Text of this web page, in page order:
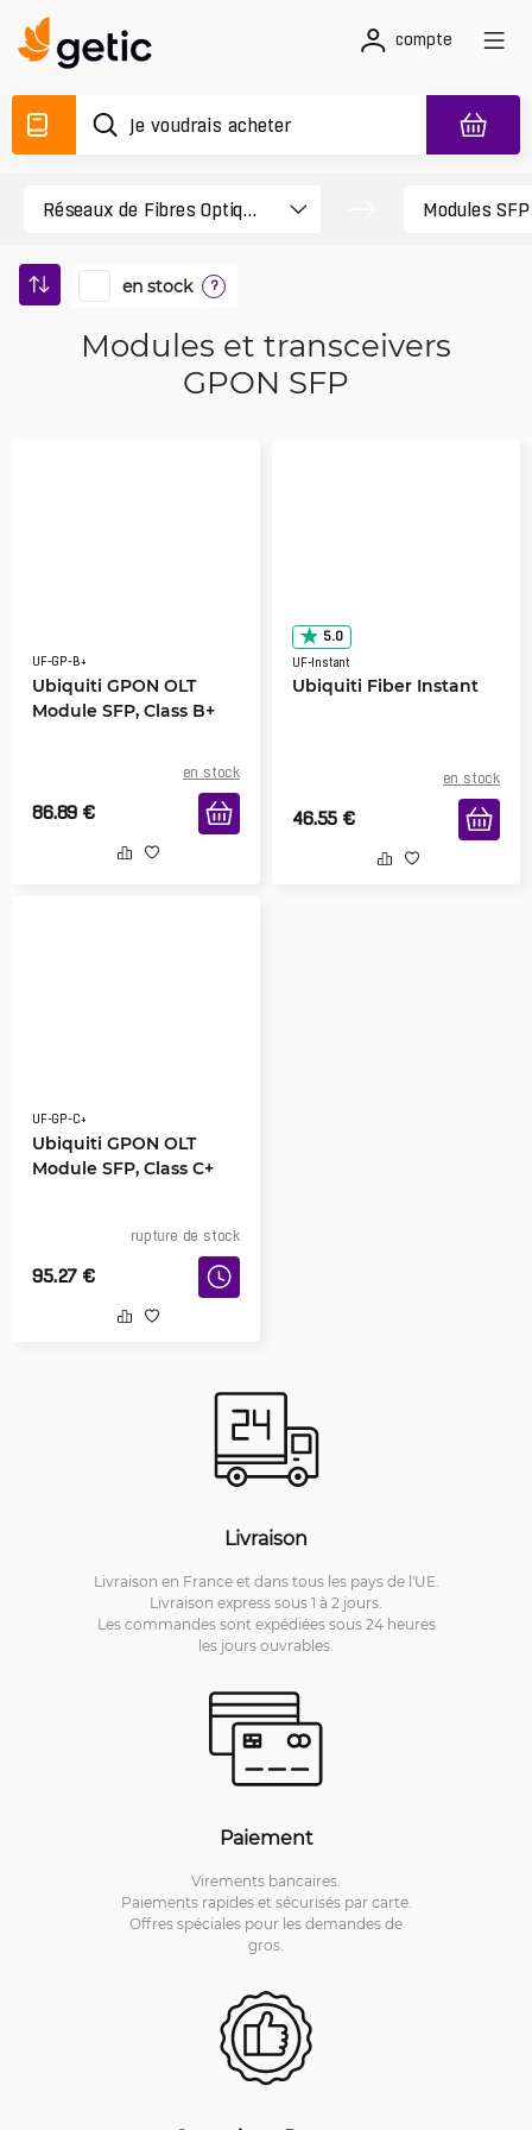
compte
en stock ?
Modules et transceivers
GPON SFP
UF-GP-B+
Ubiquiti GPON OLT
Module SFP, Class B+
en stock
86.89 €
5.0
UF-Instant
Ubiquiti Fiber Instant
en stock
46.55 €
UF-GP-C+
Ubiquiti GPON OLT
Module SFP, Class C+
rupture de stock
95.27 €
Livraison
Livraison en France et dans tous les pays de l'UE.
Livraison express sous 1 à 2 jours.
Les commandes sont expédiées sous 24 heures
les jours ouvrables.
Paiement
Virements bancaires.
Paiements rapides et sécurisés par carte.
Offres spéciales pour les demandes de
gros.